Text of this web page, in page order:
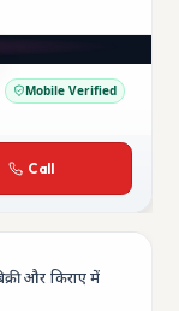
Mobile Verified
Call
और किराए में